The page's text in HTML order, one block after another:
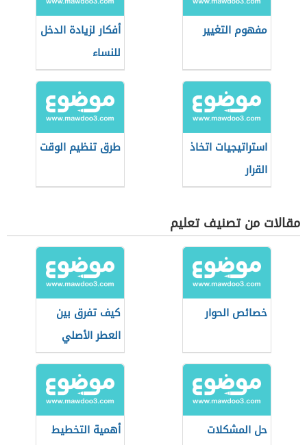
مفهوم التغيير
أفكار لزيادة الدخل
للنساء
استراتيجيات اتخاذ
القرار
طرق تنظيم الوقت
مقالات من تصنيف تعليم
خصائص الحوار
كيف تفرق بين
العطر الأصلي
والتقليد
حل المشكلات
أهمية التخطيط